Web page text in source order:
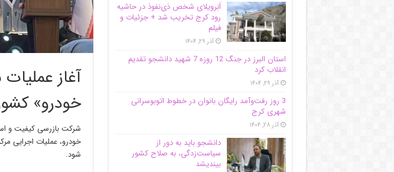
آغاز
خودرو» کشور
شود.
اَبَر‌ویلای شخص ذی‌نفوذ در حاشیه‌
رود کرج تخریب شد + جزئیات و
فیلم
آذر ۲۹, ۱۴۰۴
استان البرز در جنگ 12 روزه 7 شهید دانشجو تقدیم
انقلاب کرد
آذر ۲۹, ۱۴۰۴
3 روز رفت‌وآمد رایگان بانوان در خطوط اتوبوسرانی
شهری کرج
آذر ۲۸, ۱۴۰۴
دانشجو باید به دور از
سیاست‌زدگی، به صلاح کشور
بیندیشد